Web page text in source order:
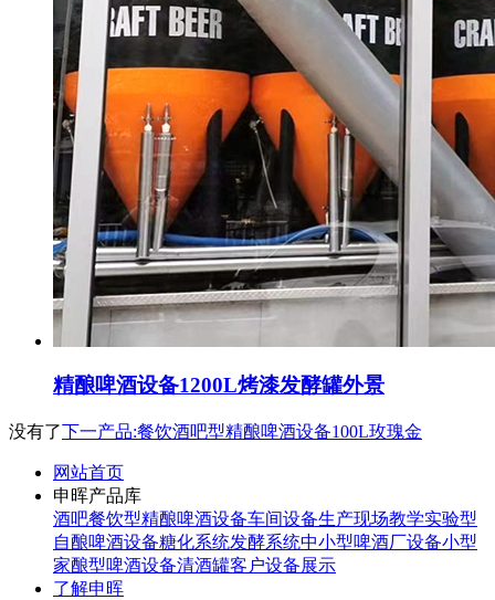
精酿啤酒设备1200L烤漆发酵罐外景
没有了下一产品:餐饮酒吧型精酿啤酒设备100L玫瑰金
网站首页
申晖产品库
酒吧餐饮型精酿啤酒设备车间设备生产现场教学实验型
自酿啤酒设备糖化系统发酵系统中小型啤酒厂设备小型
家酿型啤酒设备清酒罐客户设备展示
了解申晖